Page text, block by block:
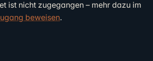
ist nicht zugegangen – mehr dazu im
beweisen.